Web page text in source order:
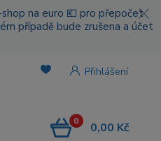
na euro 💶 pro přepočet
případě bude zrušena a účet
Přihlášení
0 0,00 Kč